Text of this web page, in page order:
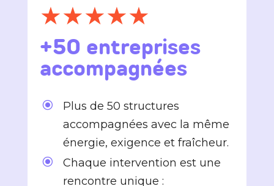
★★★★★
+50 entreprises
accompagnées
\
Plus de 50 structures
accompagnées avec la même
énergie, exigence et fraîcheur.
\
Chaque intervention est une
rencontre unique :